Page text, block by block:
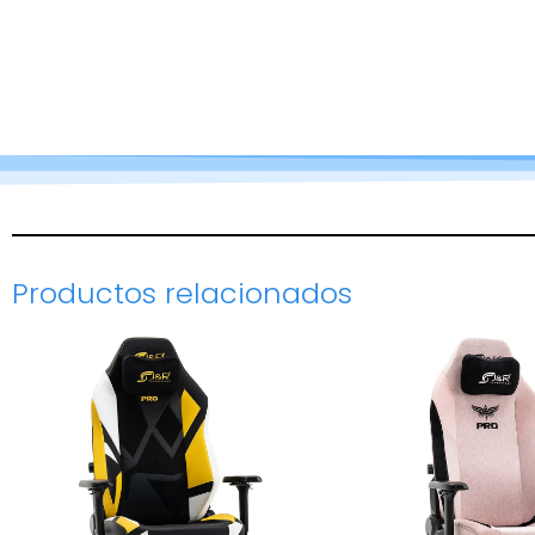
Productos relacionados